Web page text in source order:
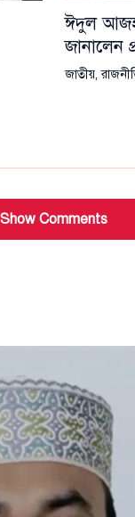
ঈদুল
জানালেন
জাতীয়,
Show Comments